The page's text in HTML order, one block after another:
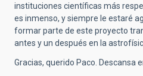
instituciones científicas más
es inmenso, y siempre le estaré
formar parte de este proyecto
antes y un después en la
Gracias, querido Paco. Descansa